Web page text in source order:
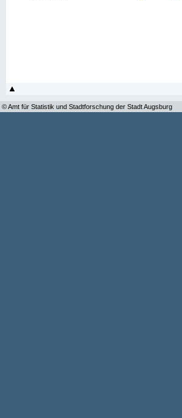
© Amt für Statistik und Stadtforschung der Stadt Augsburg